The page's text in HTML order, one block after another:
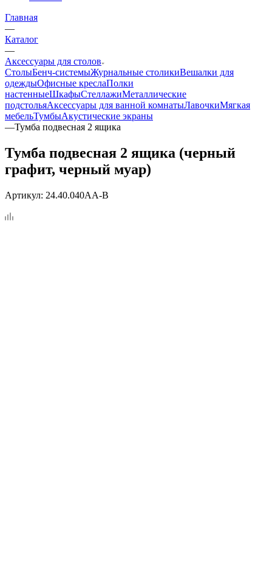
Главная
—
Каталог
—
Аксессуары для столов
СтолыБенч-системыЖурнальные столикиВешалки для
одеждыОфисные креслаПолки
настенныеШкафыСтеллажиМеталлические
подстольяАксессуары для ванной комнатыЛавочкиМягкая
мебельТумбыАкустические экраны
—Тумба подвесная 2 ящика
Тумба подвесная 2 ящика (черный
графит, черный муар)
Артикул: 24.40.040AA-B